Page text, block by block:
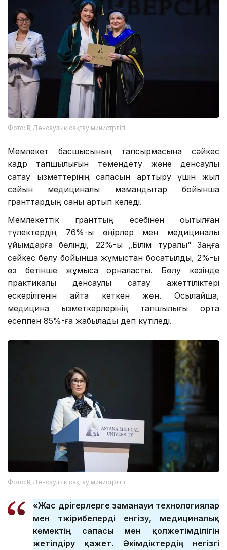
Фото: ҚР Денсаулық сақтау министрлігі
Мемлекет басшысының тапсырмасына сәйкес
кадр тапшылығын төмендету және денсаулық
сақтау қызметтерінің сапасын арттыру үшін жыл
сайын медициналық мамандықтар бойынша
гранттардың саны артып келеді.
Мемлекеттік гранттың есебінен оқытылған
түлектердің 76%-ы өңірлер мен медициналық
ұйымдарға бөлінді, 22%-ы „Білім туралы“ Заңға
сәйкес бөлу бойынша жұмыстан босатылды, 2%-ы
өз бетінше жұмысқа орналасты. Бөлу кезінде
практикалық денсаулық сақтау қажеттіліктері
ескерілгенін айта кеткен жөн. Осылайша,
медицина қызметкерлерінің тапшылығы орта
есеппен 85%-ға жабылады деп күтіледі.
Фото: ҚР Денсаулық сақтау министрлігі
«Жас дәрігерлерге заманауи технологиялар
мен тәжірибелерді енгізу, медициналық
көмектің сапасы мен қолжетімділігін
жетілдіру қажет. Әкімдіктердің негізгі